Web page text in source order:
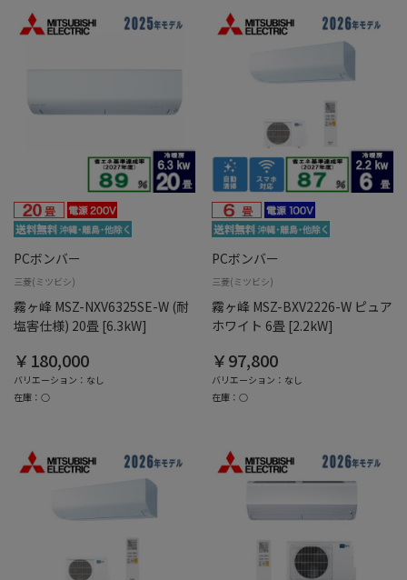
PCボンバー
三菱(ミツビシ)
霧ヶ峰 MSZ-NXV6325SE-W (耐
塩害仕様) 20畳 [6.3kW]
￥180,000
バリエーション：なし
在庫：○
PCボンバー
三菱(ミツビシ)
霧ヶ峰 MSZ-BXV2226-W ピュア
ホワイト 6畳 [2.2kW]
￥97,800
バリエーション：なし
在庫：○